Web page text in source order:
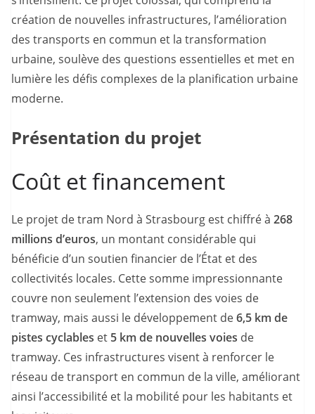
création de nouvelles infrastructures, l’amélioration
des transports en commun et la transformation
urbaine, soulève des questions essentielles et met en
lumière les défis complexes de la planification urbaine
moderne.
Présentation du projet
Coût et financement
Le projet de tram Nord à Strasbourg est chiffré à 268
millions d’euros, un montant considérable qui
bénéficie d’un soutien financier de l’État et des
collectivités locales. Cette somme impressionnante
couvre non seulement l’extension des voies de
tramway, mais aussi le développement de6,5 km de
pistes cyclables et 5 km de nouvelles voies de
tramway. Ces infrastructures visent à renforcer le
réseau de transport en commun de la ville, améliorant
ainsi l’accessibilité et la mobilité pour les habitants et